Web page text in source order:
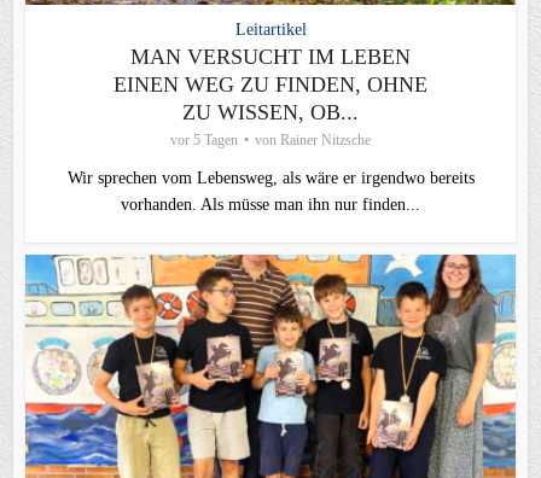
Leitartikel
MAN VERSUCHT IM LEBEN
EINEN WEG ZU FINDEN, OHNE
ZU WISSEN, OB...
vor 5 Tagen von Rainer Nitzsche
Wir sprechen vom Lebensweg, als wäre er irgendwo bereits
vorhanden. Als müsse man ihn nur finden...